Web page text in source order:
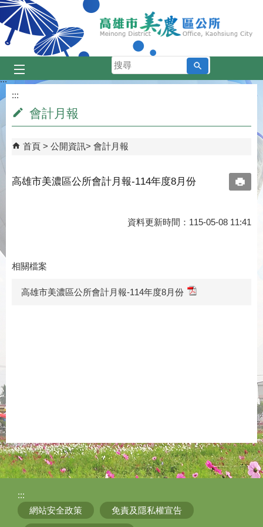
跳到主要內容區塊
搜
尋
:::
:::
會計月報
首頁 公開資訊 會計月報
高雄市美濃區公所會計月報-114年度8月份
資料更新時間：115-05-08 11:41
相關檔案
高雄市美濃區公所會計月報-114年度8月份
:::
網站安全政策
免責及隱私權宣告